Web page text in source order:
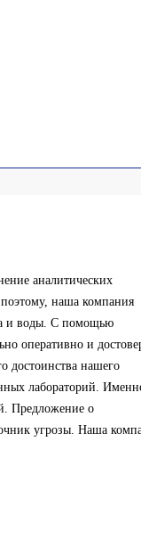
аналитических
наша компания
и воды. С помощью
оперативно и
достоинства нашего
лабораторий.
Предложение о
угрозы. Наша